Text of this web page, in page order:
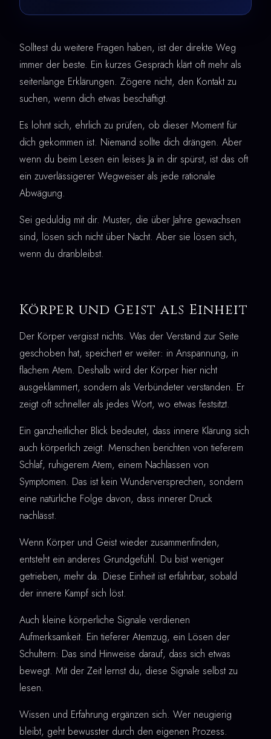
Solltest du weitere Fragen haben, ist der direkte Weg
immer der beste. Ein kurzes Gespräch klärt oft mehr als
seitenlange Erklärungen. Zögere nicht, den Kontakt zu
suchen, wenn dich etwas beschäftigt.
Es lohnt sich, ehrlich zu prüfen, ob dieser Moment für
dich gekommen ist. Niemand sollte dich drängen. Aber
wenn du beim Lesen ein leises Ja in dir spürst, ist das oft
ein zuverlässigerer Wegweiser als jede rationale
Abwägung.
Sei geduldig mit dir. Muster, die über Jahre gewachsen
sind, lösen sich nicht über Nacht. Aber sie lösen sich,
wenn du dranbleibst.
Körper und Geist als Einheit
Der Körper vergisst nichts. Was der Verstand zur Seite
geschoben hat, speichert er weiter: in Anspannung, in
flachem Atem. Deshalb wird der Körper hier nicht
ausgeklammert, sondern als Verbündeter verstanden. Er
zeigt oft schneller als jedes Wort, wo etwas festsitzt.
Ein ganzheitlicher Blick bedeutet, dass innere Klärung sich
auch körperlich zeigt. Menschen berichten von tieferem
Schlaf, ruhigerem Atem, einem Nachlassen von
Symptomen. Das ist kein Wunderversprechen, sondern
eine natürliche Folge davon, dass innerer Druck
nachlässt.
Wenn Körper und Geist wieder zusammenfinden,
entsteht ein anderes Grundgefühl. Du bist weniger
getrieben, mehr da. Diese Einheit ist erfahrbar, sobald
der innere Kampf sich löst.
Auch kleine körperliche Signale verdienen
Aufmerksamkeit. Ein tieferer Atemzug, ein Lösen der
Schultern: Das sind Hinweise darauf, dass sich etwas
bewegt. Mit der Zeit lernst du, diese Signale selbst zu
lesen.
Wissen und Erfahrung ergänzen sich. Wer neugierig
bleibt, geht bewusster durch den eigenen Prozess.